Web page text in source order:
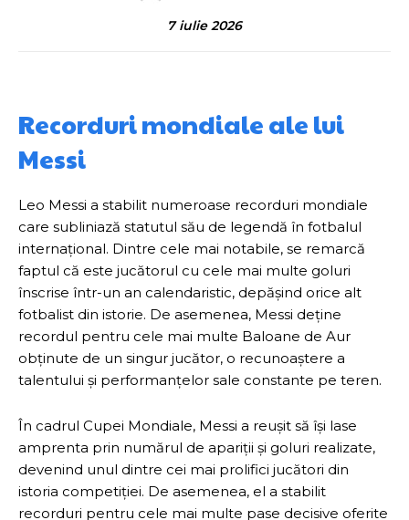
7 iulie 2026
Recorduri mondiale ale lui
Messi
Leo Messi a stabilit numeroase recorduri mondiale
care subliniază statutul său de legendă în fotbalul
internațional. Dintre cele mai notabile, se remarcă
faptul că este jucătorul cu cele mai multe goluri
înscrise într-un an calendaristic, depășind orice alt
fotbalist din istorie. De asemenea, Messi deține
recordul pentru cele mai multe Baloane de Aur
obținute de un singur jucător, o recunoaștere a
talentului și performanțelor sale constante pe teren.
În cadrul Cupei Mondiale, Messi a reușit să își lase
amprenta prin numărul de apariții și goluri realizate,
devenind unul dintre cei mai prolifici jucători din
istoria competiției. De asemenea, el a stabilit
recorduri pentru cele mai multe pase decisive oferite